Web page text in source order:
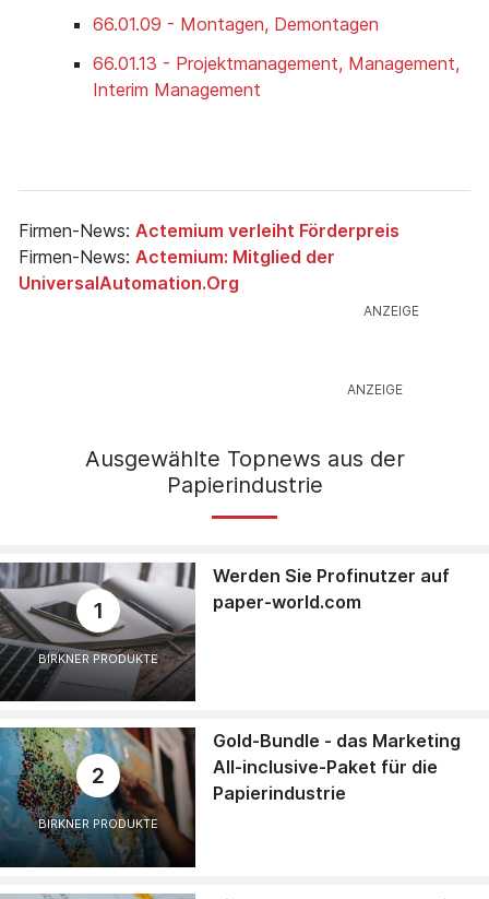
66.01.09 - Montagen, Demontagen
66.01.13 - Projektmanagement, Management,
Interim Management
Firmen-News: Actemium verleiht Förderpreis
Firmen-News: Actemium: Mitglied der
UniversalAutomation.Org
Ausgewählte Topnews aus der
Papierindustrie
1
BIRKNER PRODUKTE
Werden Sie Profinutzer auf
paper-world.com
2
BIRKNER PRODUKTE
Gold-Bundle - das Marketing
All-inclusive-Paket für die
Papierindustrie